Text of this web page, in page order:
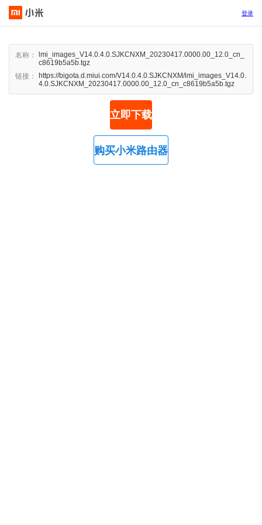
登录
名称：
lmi_images_V14.0.4.0.SJKCNXM_20230417.0000.00_12.0_cn_
c8619b5a5b.tgz
链接：
https://bigota.d.miui.com/V14.0.4.0.SJKCNXM/lmi_images_V14.0.
4.0.SJKCNXM_20230417.0000.00_12.0_cn_c8619b5a5b.tgz
立即下载
购买小米路由器